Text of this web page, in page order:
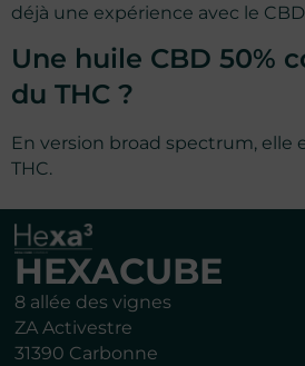
déjà une expérience avec le
Une huile CBD 50%
du THC ?
En version broad spectrum, elle
THC.
HEXACUBE
8 allée des vignes
ZA Activestre
31390 Carbonne